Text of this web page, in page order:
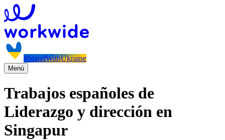
#StandWithUkraine
Menú
Trabajos españoles de
Liderazgo y dirección en
Singapur